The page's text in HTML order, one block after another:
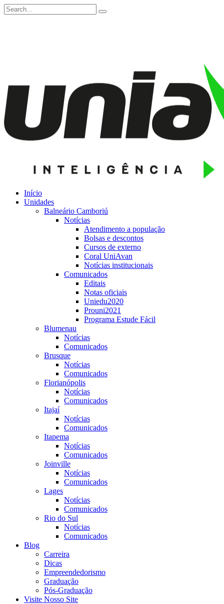
Início
Unidades
Balneário Camboriú
Notícias
Atendimento a população
Bolsas e descontos
Cursos de externo
Coral UniAvan
Notícias institucionais
Comunicados
Editais
Notas oficiais
Uniedu2020
Prouni2021
Programa Estude Fácil
Blumenau
Notícias
Comunicados
Brusque
Notícias
Comunicados
Florianópolis
Notícias
Comunicados
Itajaí
Notícias
Comunicados
Itapema
Notícias
Comunicados
Joinville
Notícias
Comunicados
Lages
Notícias
Comunicados
Rio do Sul
Notícias
Comunicados
Blog
Carreira
Dicas
Empreendedorismo
Graduação
Pós-Graduação
Visite Nosso Site